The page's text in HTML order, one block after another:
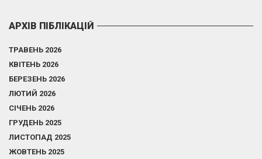
АРХІВ ПІБЛІКАЦІЙ
ТРАВЕНЬ 2026
КВІТЕНЬ 2026
БЕРЕЗЕНЬ 2026
ЛЮТИЙ 2026
СІЧЕНЬ 2026
ГРУДЕНЬ 2025
ЛИСТОПАД 2025
ЖОВТЕНЬ 2025